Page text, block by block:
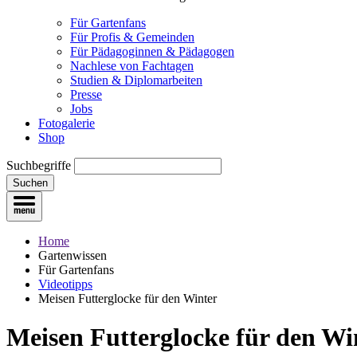
Für Gartenfans
Für Profis & Gemeinden
Für Pädagoginnen & Pädagogen
Nachlese von Fachtagen
Studien & Diplomarbeiten
Presse
Jobs
Fotogalerie
Shop
Suchbegriffe
Suchen
Home
Gartenwissen
Für Gartenfans
Videotipps
Meisen Futterglocke für den Winter
Meisen Futterglocke für den